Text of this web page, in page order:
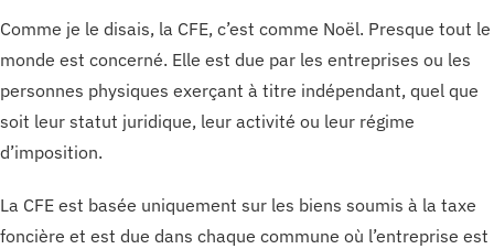
Comme je le disais, la CFE, c’est comme Noël. Presque tout le
monde est concerné. Elle est due par les entreprises ou les
personnes physiques exerçant à titre indépendant, quel que
soit leur statut juridique, leur activité ou leur régime
d’imposition.
La CFE est basée uniquement sur les biens soumis à la taxe
foncière et est due dans chaque commune où l’entreprise est